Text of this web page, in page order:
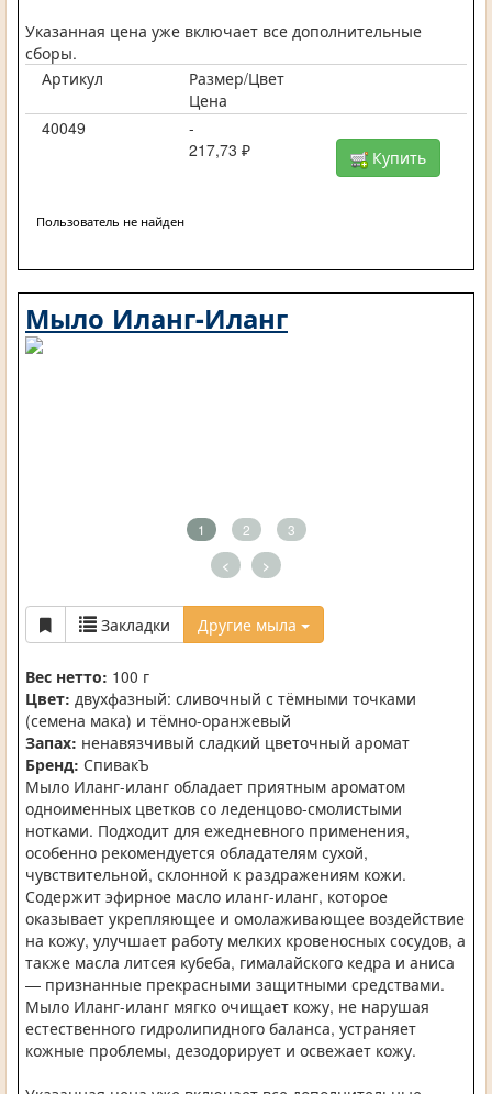
Указанная цена уже включает все дополнительные
сборы.
Артикул
Размер/Цвет
Цена
40049
-
217,73 ₽
Купить
Пользователь не найден
Мыло Иланг-Иланг
1 2 3
< >
Закладки Другие мыла
Вес нетто: 100 г
Цвет: двухфазный: сливочный с тёмными точками
(семена мака) и тёмно-оранжевый
Запах: ненавязчивый сладкий цветочный аромат
Бренд: СпивакЪ
Мыло Иланг-иланг обладает приятным ароматом
одноименных цветков со леденцово-смолистыми
нотками. Подходит для ежедневного применения,
особенно рекомендуется обладателям сухой,
чувствительной, склонной к раздражениям кожи.
Содержит эфирное масло иланг-иланг, которое
оказывает укрепляющее и омолаживающее воздействие
на кожу, улучшает работу мелких кровеносных сосудов, а
также масла литсея кубеба, гималайского кедра и аниса
— признанные прекрасными защитными средствами.
Мыло Иланг-иланг мягко очищает кожу, не нарушая
естественного гидролипидного баланса, устраняет
кожные проблемы, дезодорирует и освежает кожу.